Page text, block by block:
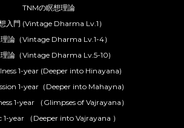
TNMの瞑想理論
入門 (Vintage Dharma Lv.1）
論（Vintage Dharma Lv.1-4）
理論（Vintage Dharma Lv.5-10)
1-year (Deeper into Hinayana)
1-year（Deeper into Mahayna)
1-year （Glimpses of Vajrayana）
year （Deeper into Vajrayana ）